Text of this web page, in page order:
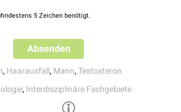
5 Zeichen benötigt.
Absenden
, Haarausfall, Mann, Testosteron
, Interdisziplinäre Fachgebiete